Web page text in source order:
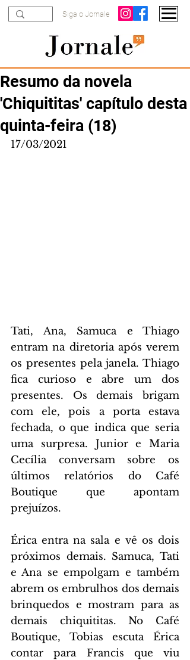
Siga o Jornale
Resumo da novela
'Chiquititas' capítulo desta
quinta-feira (18)
17/03/2021
Tati, Ana, Samuca e Thiago
entram na diretoria após verem
os presentes pela janela. Thiago
fica curioso e abre um dos
presentes. Os demais brigam
com ele, pois a porta estava
fechada, o que indica que seria
uma surpresa. Junior e Maria
Cecília conversam sobre os
últimos relatórios do Café
Boutique que apontam
prejuízos.
Érica entra na sala e vê os dois
próximos demais. Samuca, Tati
e Ana se empolgam e também
abrem os embrulhos dos demais
brinquedos e mostram para as
demais chiquititas. No Café
Boutique, Tobias escuta Érica
contar para Francis que viu